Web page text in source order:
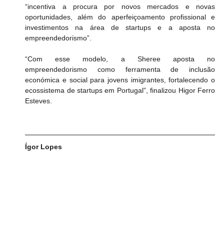
“incentiva a procura por novos mercados e novas
oportunidades, além do aperfeiçoamento profissional e
investimentos na área de startups e a aposta no
empreendedorismo”.
“Com esse modelo, a Sheree aposta no
empreendedorismo como ferramenta de inclusão
económica e social para jovens imigrantes, fortalecendo o
ecossistema de startups em Portugal”, finalizou Higor Ferro
Esteves.
Ígor Lopes